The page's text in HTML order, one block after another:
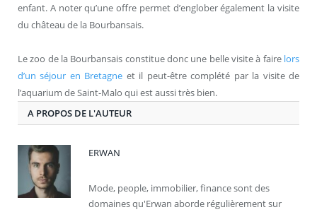
enfant. A noter qu’une offre permet d’englober également la visite
du château de la Bourbansais.
Le zoo de la Bourbansais constitue donc une belle visite à faire lors
d’un séjour en Bretagne et il peut-être complété par la visite de
l’aquarium de Saint-Malo qui est aussi très bien.
A PROPOS DE L'AUTEUR
ERWAN
Mode, people, immobilier, finance sont des
domaines qu'Erwan aborde régulièrement sur